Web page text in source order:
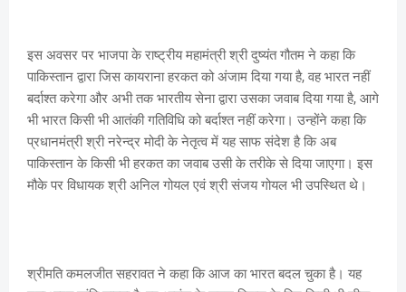
इस अवसर पर भाजपा के राष्ट्रीय महामंत्री श्री दुष्यंत गौतम ने कहा कि
पाकिस्तान द्वारा जिस कायराना हरकत को अंजाम दिया गया है, वह भारत नहीं
बर्दाश्त करेगा और अभी तक भारतीय सेना द्वारा उसका जवाब दिया गया है, आगे
भी भारत किसी भी आतंकी गतिविधि को बर्दाश्त नहीं करेगा। उन्होंने कहा कि
प्रधानमंत्री श्री नरेन्द्र मोदी के नेतृत्व में यह साफ संदेश है कि अब
पाकिस्तान के किसी भी हरकत का जवाब उसी के तरीके से दिया जाएगा। इस
मौके पर विधायक श्री अनिल गोयल एवं श्री संजय गोयल भी उपस्थित थे।
श्रीमति कमलजीत सहरावत ने कहा कि आज का भारत बदल चुका है। यह